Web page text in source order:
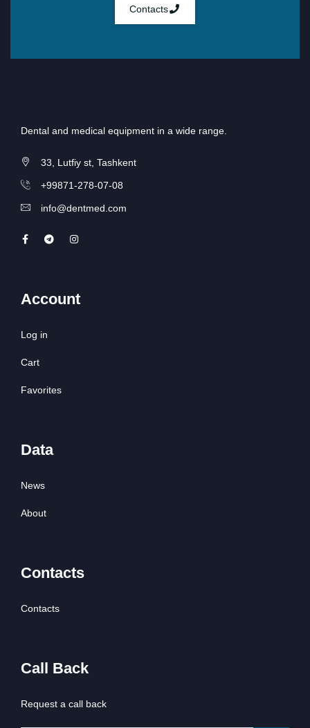
Contacts
Dental and medical equipment in a wide range.
33, Lutfiy st, Tashkent
+99871-278-07-08
info@dentmed.com
Account
Log in
Cart
Favorites
Data
News
About
Contacts
Contacts
Call Back
Request a call back